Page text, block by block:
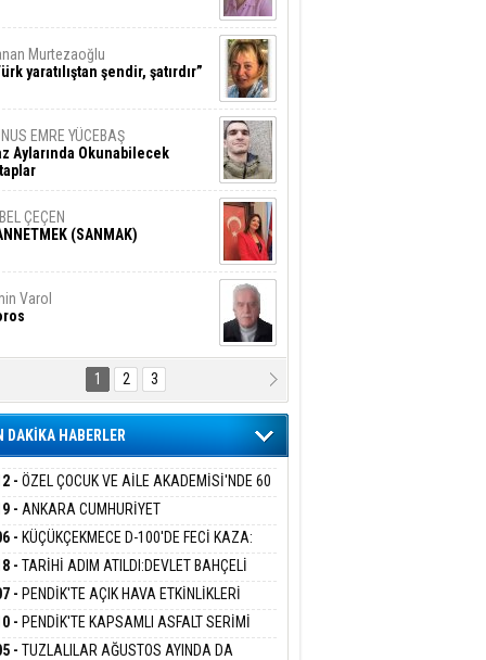
Murtezaoğlu
yaratılıştan şendir, şatırdır”
EMRE YÜCEBAŞ
Aylarında Okunabilecek
ÇEÇEN
(SANMAK)
Varol
DNA Kuşaklararası
Biyolojik Faturası
Adıyaman
Bu Sahaya Sığmazam
Ali Çölük
Satırın İçindeki İnsan
Kılıç
ATEŞE ATILAN VİCDAN
1 2 3
DAKİKA HABERLER
- ÖZEL ÇOCUK VE AİLE AKADEMİSİ'NDE 60
HİZMET VERİLDİ
- ANKARA CUMHURİYET
ÖZGÜR ÖZEL VE VELİ
HAKKINDA FEZLEKE
- KÜÇÜKÇEKMECE D-100'DE FECİ KAZA:
İETT OTOBÜSÜNE ÇARPTI 3 KİŞİ
KAYBETTİ
- TARİHİ ADIM ATILDI:DEVLET BAHÇELİ
TÜRKİYE' ÇERÇEVE YASA TEKLİFİNİ
- PENDİK'TE AÇIK HAVA ETKİNLİKLERİ
SİNEMASIYLA BAŞLADI
- PENDİK'TE KAPSAMLI ASFALT SERİMİ
- TUZLALILAR AĞUSTOS AYINDA DA